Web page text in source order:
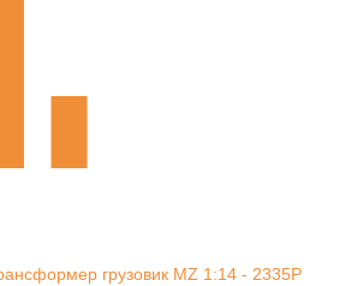
грузовик MZ 1:14 - 2335P